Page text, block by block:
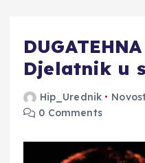
Djelatnik u
Hip_Urednik
0 Comments